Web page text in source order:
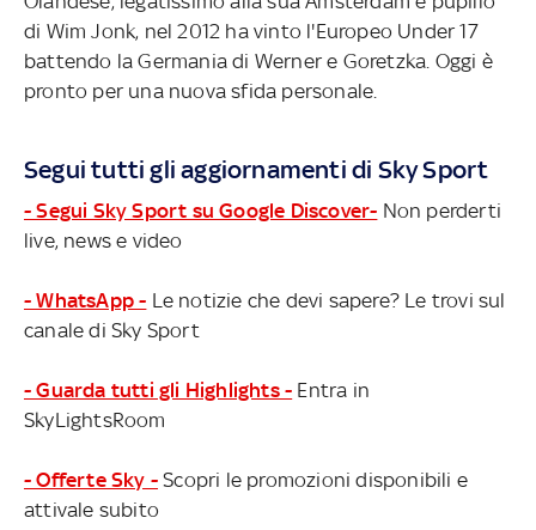
di Wim Jonk, nel 2012 ha vinto l'Europeo Under 17
battendo la Germania di Werner e Goretzka. Oggi è
pronto per una nuova sfida personale.
Segui tutti gli aggiornamenti di Sky Sport
- Segui Sky Sport su Google Discover- Non perderti
live, news e video
- WhatsApp - Le notizie che devi sapere? Le trovi sul
canale di Sky Sport
- Guarda tutti gli Highlights - Entra in
SkyLightsRoom
- Offerte Sky - Scopri le promozioni disponibili e
attivale subito